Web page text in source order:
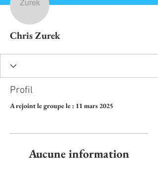
Chris Zurek
Profil
A rejoint le groupe le : 11 mars 2025
Aucune information